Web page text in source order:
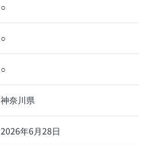
○
○
○
神奈川県
2026年6月28日